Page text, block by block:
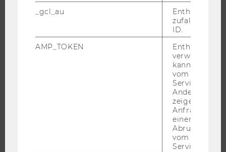
INFORMATIONEN FÜR STUDIERENDE
INTERNATIONALE UND INCOMING EXCHANGE STUDIERENDE
_gcl_au
Enthält eine
ID.
AMP_TOKEN
Enthält ein
verwendet
kann, um
vom AMP-
Service
Andere
zeigen Opt-
Anfrage im
einen Fehler
Abrufen
vom AMP
Service an.